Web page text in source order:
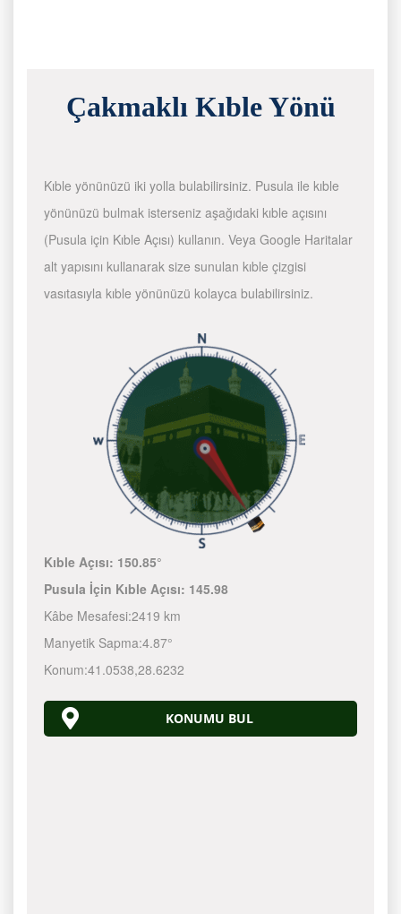
Çakmaklı Kıble Yönü
Kıble yönünüzü iki yolla bulabilirsiniz. Pusula ile kıble
yönünüzü bulmak isterseniz aşağıdaki kıble açısını
(Pusula için Kıble Açısı) kullanın. Veya Google Haritalar
alt yapısını kullanarak size sunulan kıble çizgisi
vasıtasıyla kıble yönünüzü kolayca bulabilirsiniz.
Kıble Açısı: 150.85°
Pusula İçin Kıble Açısı: 145.98
Kâbe Mesafesi:2419 km
Manyetik Sapma:4.87°
Konum:41.0538,28.6232
KONUMU BUL